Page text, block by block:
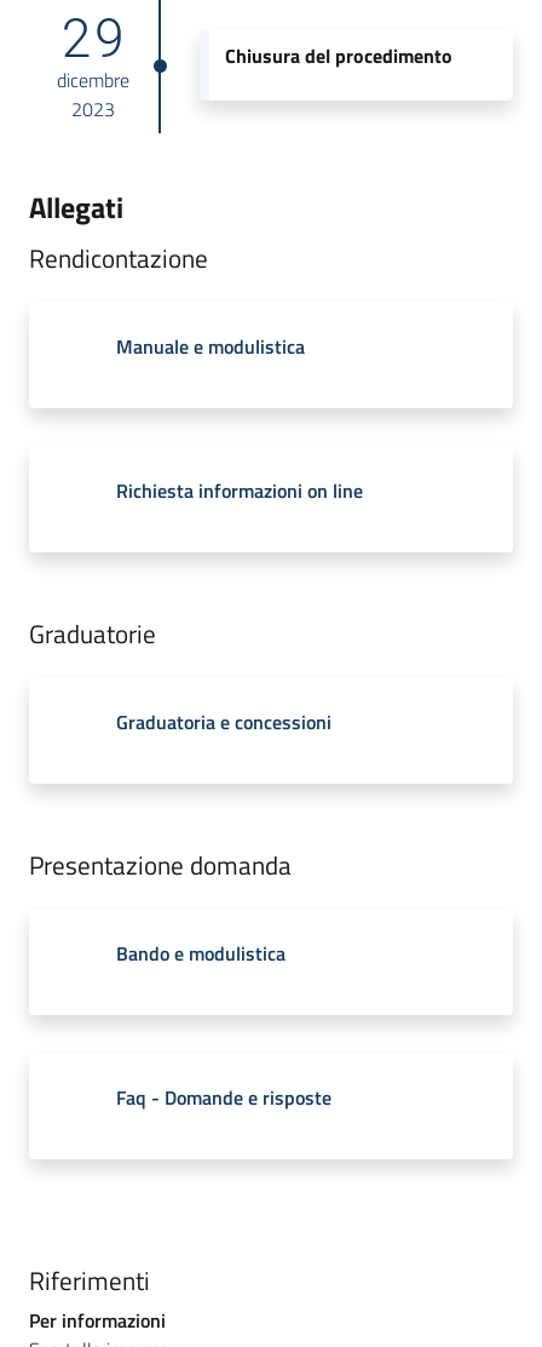
29
dicembre
2023
Chiusura del procedimento
Allegati
Rendicontazione
Manuale e modulistica
Richiesta informazioni on line
Graduatorie
Graduatoria e concessioni
Presentazione domanda
Bando e modulistica
Faq - Domande e risposte
Riferimenti
Per informazioni